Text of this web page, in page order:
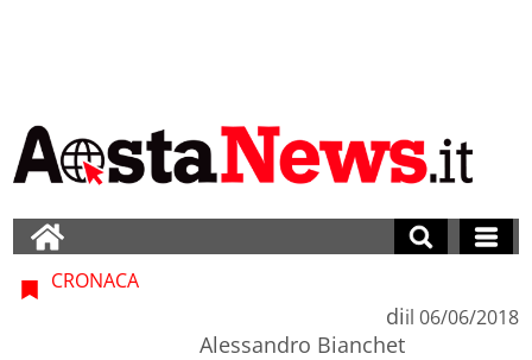
CRONACA
di
Alessandro Bianchet
il 06/06/2018